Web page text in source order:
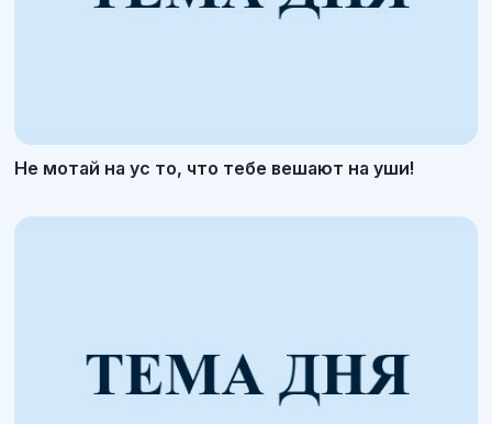
Не мотай на ус то, что тебе вешают на уши!